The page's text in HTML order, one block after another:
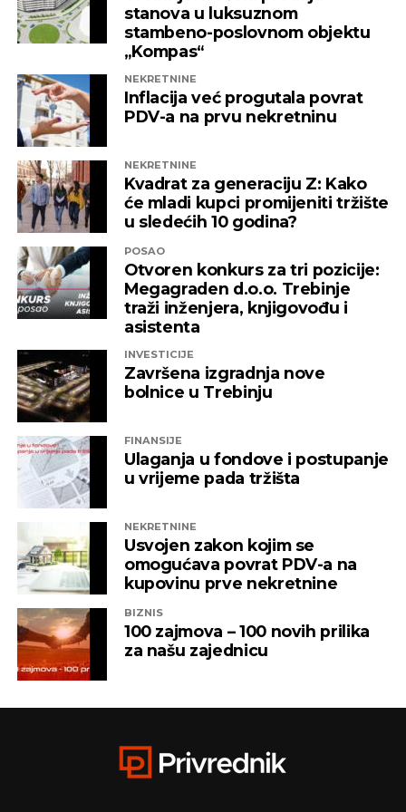
rudarenja od Prijedora duž Republike Srpske,
pokušaj da se nadomjesti ono što je prethodnih
godina entitetska vlast „opljačkala i devastirala“.
– Nemamo povjerenje u iskrenost aktuelnog
rukovodstva RS po pitanju geoloških
istraživanja. Vlast je prije mjesec dana uskratila
pravo lokalnim zajednicama da daju
saglasnost za geološka istraživanja na teritoriji
opština na kojim se ruda nalazi. Na taj način su
lokalne zajednice zaobiđene iz procesa
geoloških istraživanja
Banjaluci potpredsjednik SDS-a Ognjen Bodiroga.
U Loparama na Majevici geološkim istraživanjem je
utvrđeno da je to područje bogato litijumom, ali je
načelnik te opštine Rado Savić izjavio je da su
tamošnji građani rekli da ne žele rudnik litijuma jer
je potencijalno loš, s obzirom na to da bi bio na
samo nekoliko stotina metara od centra Lopara.
–Na 25 kvadratnih kilometara planiran je
površinski kop čije otvaranje bi dovelo do
raseljavanja tih ljudi. Prikupili smo potpise
građana Lopara kroz građansku inicijativu i
pokazali da se građani Lopara protive otvaranju
rudnika– rekao je Savić, prenosi FTV.
REKLAMA
stanova u luksuznom
stambeno-poslovnom objektu
„Kompas“
NEKRETNINE
Inflacija već progutala povrat
PDV-a na prvu nekretninu
NEKRETNINE
Kvadrat za generaciju Z: Kako
će mladi kupci promijeniti tržište
u sledećih 10 godina?
POSAO
Otvoren konkurs za tri pozicije:
Megagraden d.o.o. Trebinje
traži inženjera, knjigovođu i
asistenta
INVESTICIJE
Završena izgradnja nove
bolnice u Trebinju
FINANSIJE
Ulaganja u fondove i postupanje
u vrijeme pada tržišta
NEKRETNINE
Usvojen zakon kojim se
omogućava povrat PDV-a na
kupovinu prve nekretnine
BIZNIS
100 zajmova – 100 novih prilika
za našu zajednicu